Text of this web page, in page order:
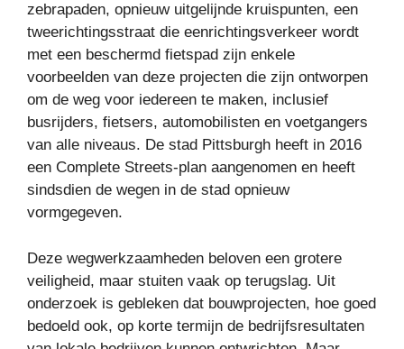
zebrapaden, opnieuw uitgelijnde kruispunten, een
tweerichtingsstraat die eenrichtingsverkeer wordt
met een beschermd fietspad zijn enkele
voorbeelden van deze projecten die zijn ontworpen
om de weg voor iedereen te maken, inclusief
busrijders, fietsers, automobilisten en voetgangers
van alle niveaus. De stad Pittsburgh heeft in 2016
een Complete Streets-plan aangenomen en heeft
sindsdien de wegen in de stad opnieuw
vormgegeven.
Deze wegwerkzaamheden beloven een grotere
veiligheid, maar stuiten vaak op terugslag. Uit
onderzoek is gebleken dat bouwprojecten, hoe goed
bedoeld ook, op korte termijn de bedrijfsresultaten